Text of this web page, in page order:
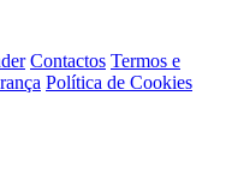
Contactos Termos e
Política de Cookies